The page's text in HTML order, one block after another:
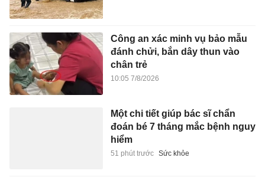
Công an xác minh vụ bảo mẫu
đánh chửi, bắn dây thun vào
chân trẻ
10:05 7/8/2026
Một chi tiết giúp bác sĩ chẩn
đoán bé 7 tháng mắc bệnh nguy
hiểm
51 phút trước Sức khỏe